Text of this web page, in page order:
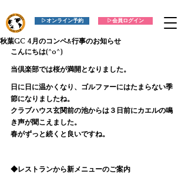
▷会員ログイン
▷オンライン予約
秋葉GC 4月のコンペ&行事のお知らせ
こんにちは(^o^)
当倶楽部では桜が満開となりました。
日に日に温かくなり、ゴルファーにはたまらない季
節になりましたね。
クラブハウス玄関前の池からは３日前にカエルの鳴
き声が聞こえました。
春がずっと続くと良いですね。
◆レストランから新メニューのご案内